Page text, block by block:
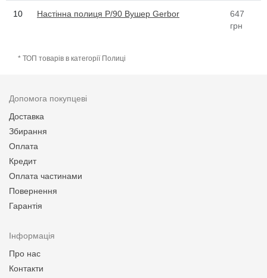
10 Настінна полиця P/90 Вушер Gerbor
647
грн
* ТОП товарів в категорії Полиці
Допомога покупцеві
Доставка
Збирання
Оплата
Кредит
Оплата частинами
Повернення
Гарантія
Інформація
Про нас
Контакти